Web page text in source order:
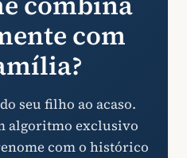
com
seu filho ao acaso.
algoritmo exclusivo
com o histórico